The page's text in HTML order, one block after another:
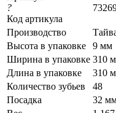
?
Код артикула
Производство
Высота в упаковке
9 мм
Ширина в упаковке 310
Длина в упаковке
310
Количество зубьев
48
Посадка
32